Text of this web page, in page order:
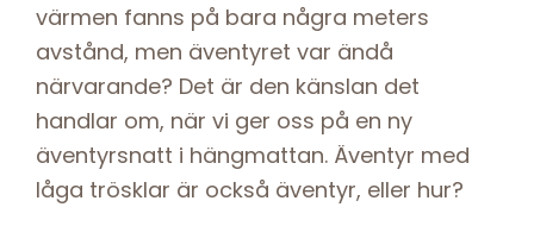
värmen fanns på bara några meters
avstånd, men äventyret var ändå
närvarande? Det är den känslan det
handlar om, när vi ger oss på en ny
äventyrsnatt i hängmattan. Äventyr med
låga trösklar är också äventyr, eller hur?